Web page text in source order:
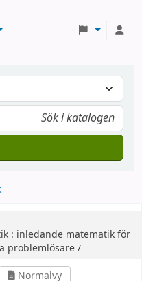
: inledande matematik för
problemlösare /
Normalvy